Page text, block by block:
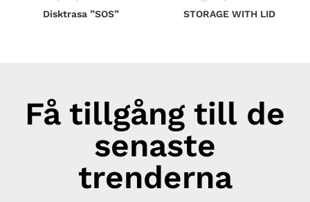
Disktrasa ”SOS” STORAGE WITH LID
Få tillgång till de
senaste
trenderna